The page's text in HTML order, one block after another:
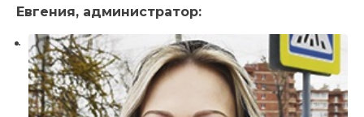
Евгения, администратор: